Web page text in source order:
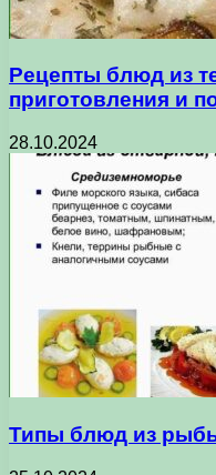
Рецепты блюд из
приготовления и
28.10.2024
Типы блюд из